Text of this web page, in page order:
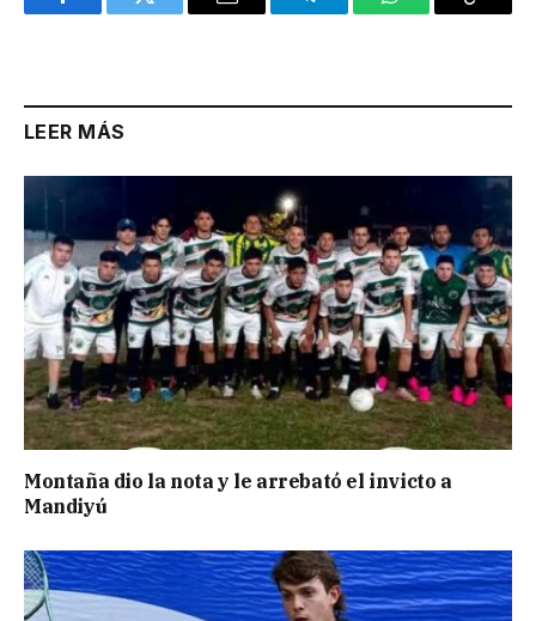
FacebookTwitter Email TelegramWhatsAppCopy
LEER MÁS
Montaña dio la nota y le arrebató el invicto a
Mandiyú